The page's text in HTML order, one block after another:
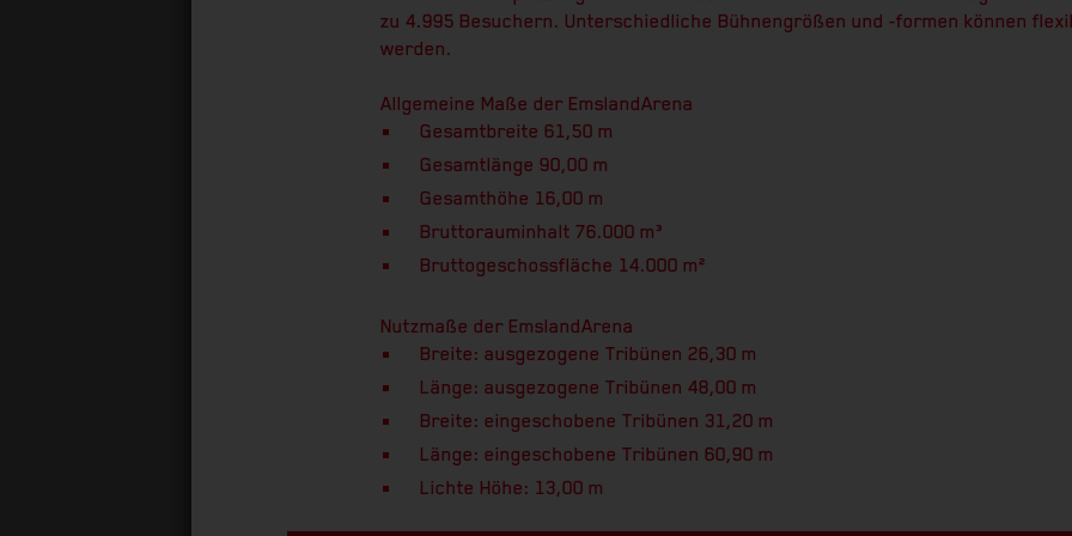
zu 4.995 Besuchern. Unterschiedliche Bühnengrößen und -formen können
werden.
Allgemeine Maße der EmslandArena
Gesamtbreite 61,50 m
Gesamtlänge 90,00 m
Gesamthöhe 16,00 m
Bruttorauminhalt 76.000 m³
Bruttogeschossfläche 14.000 m²
Nutzmaße der EmslandArena
Breite: ausgezogene Tribünen 26,30 m
Länge: ausgezogene Tribünen 48,00 m
Breite: eingeschobene Tribünen 31,20 m
Länge: eingeschobene Tribünen 60,90 m
Lichte Höhe: 13,00 m